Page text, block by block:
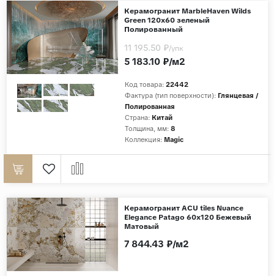
Керамогранит MarbleHaven Wilds
Green 120x60 зеленый
Полированный
Код товара: 22442
Фактура (тип поверхности): Глянцевая /
Полированная
Страна: Китай
Толщина, мм: 8
Коллекция: Magic
5 183.10 ₽/м2
11 195.50 ₽/упк
Керамогранит ACU tiles Nuance
Elegance Patago 60x120 Бежевый
Матовый
7 844.43 ₽/м2